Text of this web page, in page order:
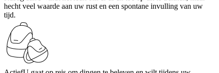
hecht veel waarde aan uw rust en een spontane invulling van uw
tijd.